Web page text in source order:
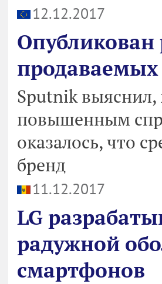
12.12.2017
Sputnik выяснил,
повышенным
оказалось, что
бренд
11.12.2017
LG
радужной
смартфонов